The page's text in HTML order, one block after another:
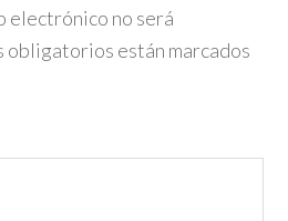
electrónico no será
obligatorios están marcados